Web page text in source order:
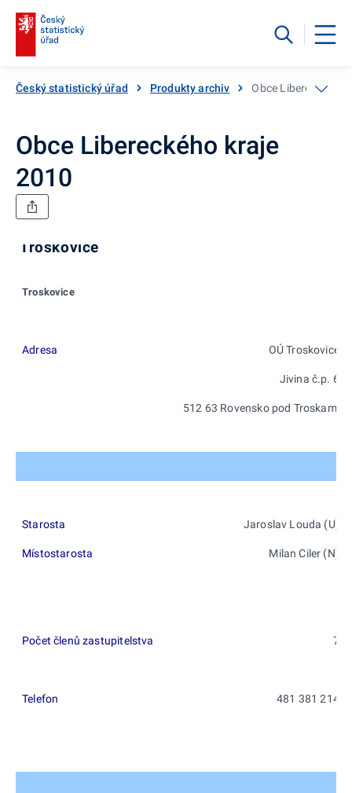
Český statistický úřad Produkty archiv Obce Libereckého
Obce Libereckého kraje
2010
Troskovice
Troskovice
Adresa OÚ Troskovice
Jivina č.p. 6
512 63 Rovensko pod Troskami
Starosta Jaroslav Louda (U)
Místostarosta Milan Ciler (N)
Počet členů zastupitelstva 7
Telefon 481 381 214